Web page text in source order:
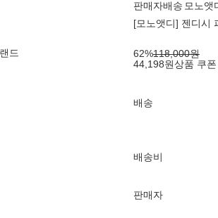
드
판매자배송 모노앳
[모노앳디] 젠디시
62%118,000원
44,198원상품 쿠
배송
배송비
판매자